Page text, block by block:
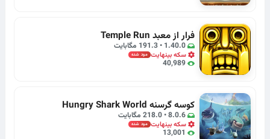
فرار از معبد Temple Run
1.40.0 • 191.3 مگابایت
سکه بینهایت مود شده
40,989
کوسه گرسنه Hungry Shark World
8.0.6 • 218.0 مگابایت
سکه بینهایت مود شده
13,001